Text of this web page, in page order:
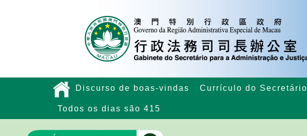
Discurso de boas-vindas Currículo do Secretário
Todos os dias são 415